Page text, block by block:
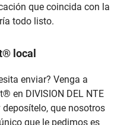
que coincida con la
todo listo.
local
enviar? Venga a
en DIVISION DEL NTE
deposítelo, que nosotros
que le pedimos es